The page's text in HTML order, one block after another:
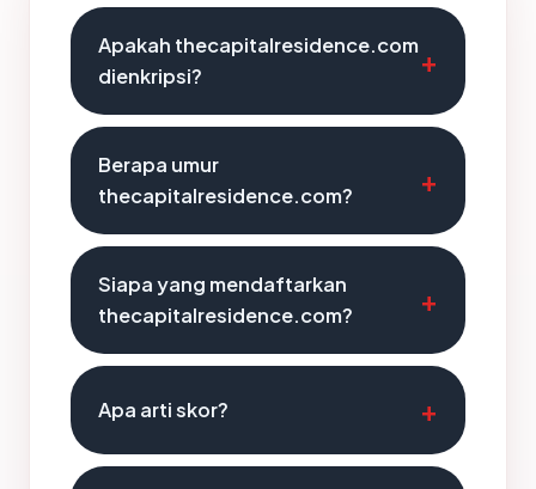
Apakah thecapitalresidence.com
dienkripsi?
Berapa umur
thecapitalresidence.com?
Siapa yang mendaftarkan
thecapitalresidence.com?
Apa arti skor?